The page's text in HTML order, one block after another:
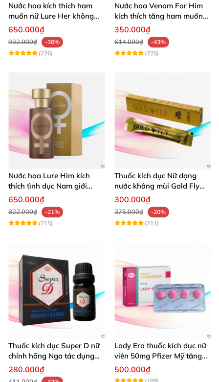
Nước hoa kích thích ham
muốn nữ Lure Her không
mùi cực mạnh
650.000₫
932.000₫
-30%
(226)
Nước hoa Venom For Him
kích thích tăng ham muốn
nữ giới
350.000₫
614.000₫
-43%
(225)
Nước hoa Lure Him kích
thích tình dục Nam giới
không mùi loại cực mạnh
650.000₫
822.000₫
-21%
(215)
Thuốc kích dục Nữ dạng
nước không mùi Gold Fly
ruồi vàng Tây Ban Nha
300.000₫
375.000₫
-20%
(211)
Thuốc kích dục Super D nữ
chính hãng Nga tác dụng
mạnh nhanh
280.000₫
Lady Era thuốc kích dục nữ
viên 50mg Pfizer Mỹ tăng
hưng phấn nhanh
500.000₫
(189)